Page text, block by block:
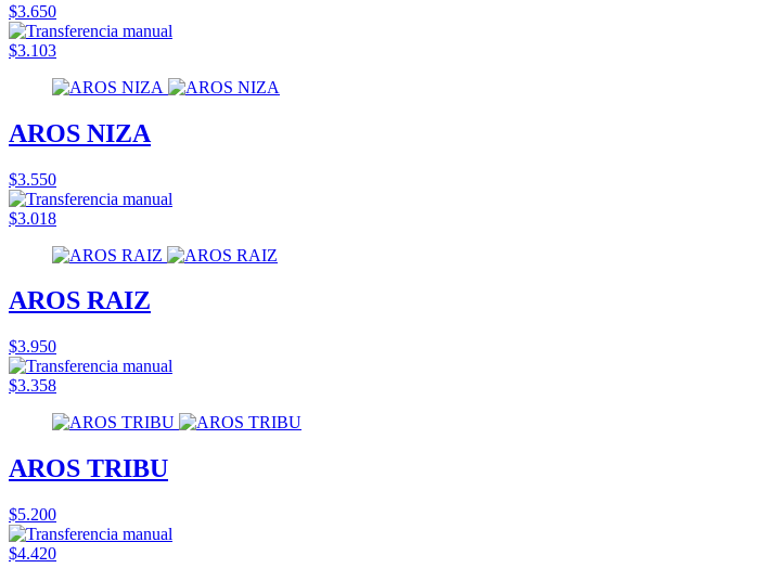
$3.650
$3.103
AROS NIZA
$3.550
$3.018
AROS RAIZ
$3.950
$3.358
AROS TRIBU
$5.200
$4.420